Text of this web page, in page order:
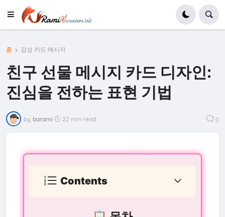
홈 감성 카드 메시지
친구 선물 메시지 카드 디자인:
진심을 전하는 표현 기법
by barami 22 min read 0
Contents